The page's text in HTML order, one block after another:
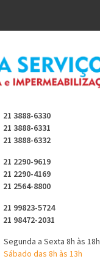
21 3888-6330
21 3888-6331
21 3888-6332
21 2290-9619
21 2290-4169
21 2564-8800
21 99823-5724
21 98472-2031
Segunda a Sexta 8h às 18h
Sábado das 8h às 13h